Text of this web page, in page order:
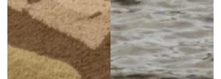
ACEPTAR
se tratan con el único fin de gestionar su solicitud. El plazo de conservación de los datos
la limitación de su tratamiento. Puede oponerse al tratamiento de los datos que le